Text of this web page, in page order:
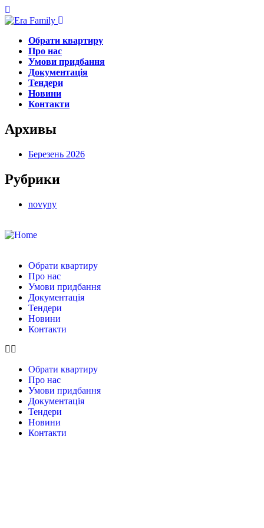
Обрати квартиру
Про нас
Умови придбання
Документація
Тендери
Новини
Контакти
Архивы
Березень 2026
Рубрики
novyny
Обрати квартиру
Про нас
Умови придбання
Документація
Тендери
Новини
Контакти
Обрати квартиру
Про нас
Умови придбання
Документація
Тендери
Новини
Контакти